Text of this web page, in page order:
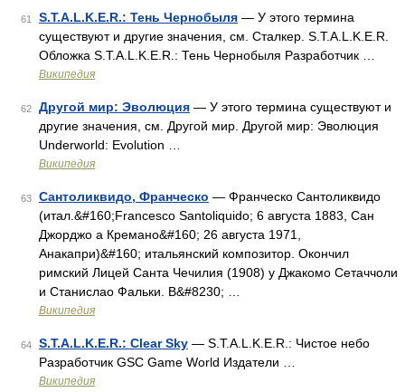
61 S.T.A.L.K.E.R.: Тень Чернобыля — У этого термина
существуют и другие значения, см. Сталкер. S.T.A.L.K.E.R.
Обложка S.T.A.L.K.E.R.: Тень Чернобыля Разработчик …
Википедия
62 Другой мир: Эволюция — У этого термина существуют и
другие значения, см. Другой мир. Другой мир: Эволюция
Underworld: Evolution …
Википедия
63 Сантоликвидо, Франческо — Франческо Сантоликвидо
(итал.&#160;Francesco Santoliquido; 6 августа 1883, Сан
Джорджо а Кремано&#160; 26 августа 1971,
Анакапри)&#160; итальянский композитор. Окончил
римский Лицей Санта Чечилия (1908) у Джакомо Сетаччоли
и Станислао Фальки. В&#8230; …
Википедия
64 S.T.A.L.K.E.R.: Clear Sky — S.T.A.L.K.E.R.: Чистое небо
Разработчик GSC Game World Издатели …
Википедия